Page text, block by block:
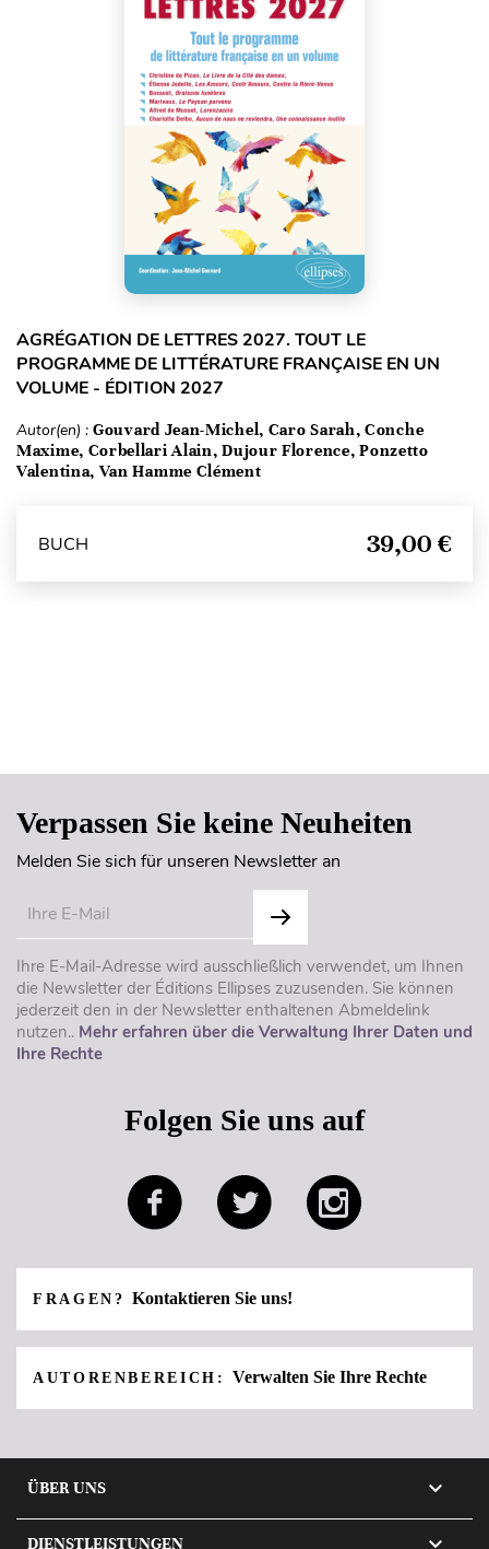
AGRÉGATION DE LETTRES 2027. TOUT LE
PROGRAMME DE LITTÉRATURE FRANÇAISE EN UN
VOLUME - ÉDITION 2027
Autor(en) : Gouvard Jean-Michel, Caro Sarah, Conche
Maxime, Corbellari Alain, Dujour Florence, Ponzetto
Valentina, Van Hamme Clément
BUCH 39,00 €
Verpassen Sie keine Neuheiten
Melden Sie sich für unseren Newsletter an
Ihre E-Mail-Adresse wird ausschließlich verwendet, um Ihnen
die Newsletter der Éditions Ellipses zuzusenden. Sie können
jederzeit den in der Newsletter enthaltenen Abmeldelink
nutzen.. Mehr erfahren über die Verwaltung Ihrer Daten und
Ihre Rechte
Folgen Sie uns auf
FRAGEN?Kontaktieren Sie uns!
AUTORENBEREICH: Verwalten Sie Ihre Rechte
ÜBER UNS 
DIENSTLEISTUNGEN